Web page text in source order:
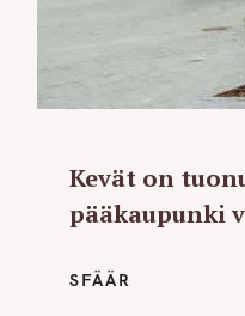
Kevät on
pääkaupunki
SFÄÄR